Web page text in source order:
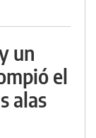
un
el
alas